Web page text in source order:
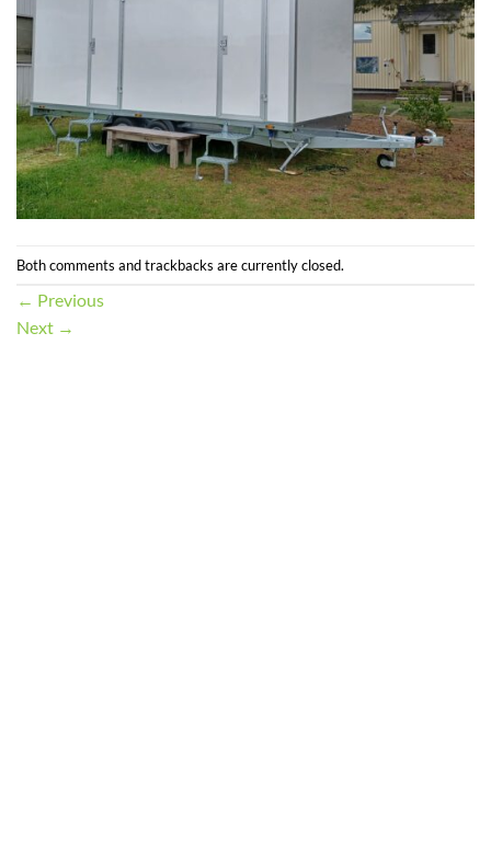
Both comments and trackbacks are currently closed.
← Previous
Next →